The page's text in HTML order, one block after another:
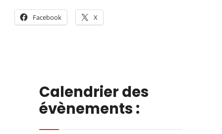
Facebook X
Calendrier des
évènements :